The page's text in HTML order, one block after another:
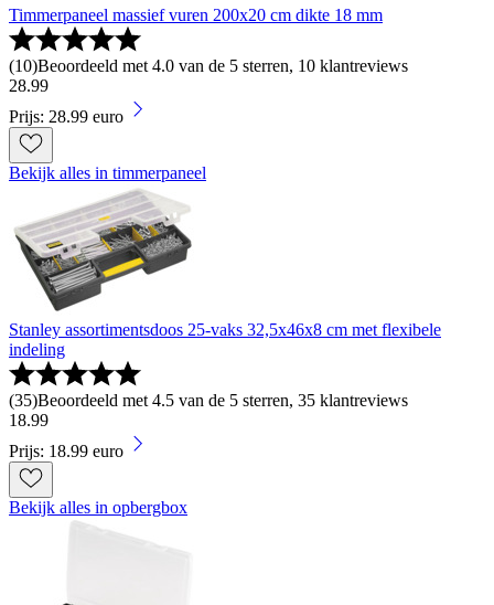
Timmerpaneel massief vuren 200x20 cm dikte 18 mm
(10)Beoordeeld met 4.0 van de 5 sterren, 10 klantreviews
28.99
Prijs: 28.99 euro
Bekijk alles in timmerpaneel
Stanley assortimentsdoos 25-vaks 32,5x46x8 cm met flexibele
indeling
(35)Beoordeeld met 4.5 van de 5 sterren, 35 klantreviews
18.99
Prijs: 18.99 euro
Bekijk alles in opbergbox